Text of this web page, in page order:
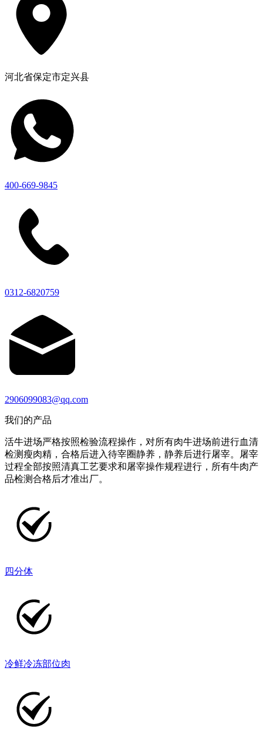
河北省保定市定兴县
400-669-9845
0312-6820759
2906099083@qq.com
我们的产品
活牛进场严格按照检验流程操作，对所有肉牛进场前进行血清
检测瘦肉精，合格后进入待宰圈静养，静养后进行屠宰。屠宰
过程全部按照清真工艺要求和屠宰操作规程进行，所有牛肉产
品检测合格后才准出厂。
四分体
冷鲜冷冻部位肉